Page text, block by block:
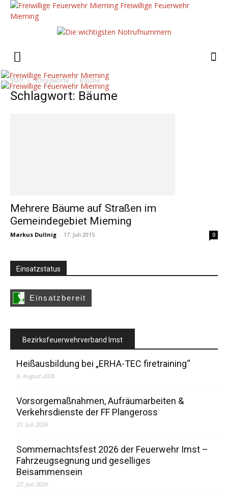
Freiwillige Feuerwehr
Mieming
Start Schlagworte Bäume
Schlagwort: Bäume
Mehrere Bäume auf Straßen im
Gemeindegebiet Mieming
Markus Dullnig - 17. Juli 2015 0
Einsatzstatus
Bezirksfeuerwehrverband Imst
Heißausbildung bei „ERHA-TEC firetraining“
6. August 2026
Vorsorgemaßnahmen, Aufräumarbeiten &
Verkehrsdienste der FF Plangeross
31. Juli 2026
Sommernachtsfest 2026 der Feuerwehr Imst –
Fahrzeugsegnung und geselliges
Beisammensein
27. Juli 2026